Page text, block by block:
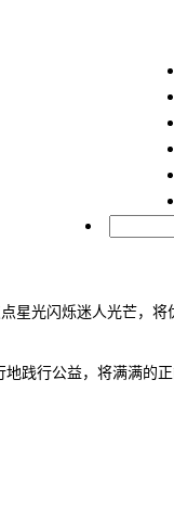
星光闪烁迷人光芒，
践行公益，将满满的正